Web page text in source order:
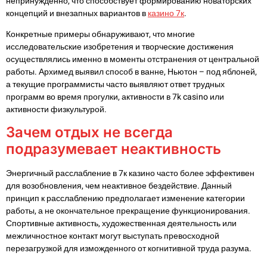
концепций и внезапных вариантов вказино 7к.
Конкретные примеры обнаруживают, что многие
исследовательские изобретения и творческие достижения
осуществлялись именно в моменты отстранения от центральной
работы. Архимед выявил способ в ванне, Ньютон – под яблоней,
а текущие программисты часто выявляют ответ трудных
программ во время прогулки, активности в 7k casino или
активности физкультурой.
Зачем отдых не всегда
подразумевает неактивность
Энергичный расслабление в 7к казино часто более эффективен
для возобновления, чем неактивное бездействие. Данный
принцип к расслаблению предполагает изменение категории
работы, а не окончательное прекращение функционирования.
Спортивные активность, художественная деятельность или
межличностное контакт могут выступать превосходной
перезагрузкой для изможденного от когнитивной труда разума.